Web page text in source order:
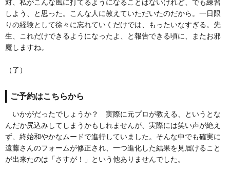
対、私がこんな風に打てるようになることはないけれど、でも練習
しよう、と思った。こんな人に教えていただいたのだから。一日限
りの経験として徐々に忘れていくだけでは、もったいなすぎる。先
生、これだけできるようになったよ、と報告できる頃に、またお邪
魔しますね。
（了）
ご予約はこちらから
いかがだったでしょうか？ 実際に元プロが教える、というとな
んだか尻込みしてしまうかもしれませんが、実際には笑い声が絶え
ず、終始和やかなムードで進行していました。そんな中でも確実に
遠藤さんのフォームが修正され、一つ進化した結果を見届けること
が出来たのは「さすが！」という他ありませんでした。